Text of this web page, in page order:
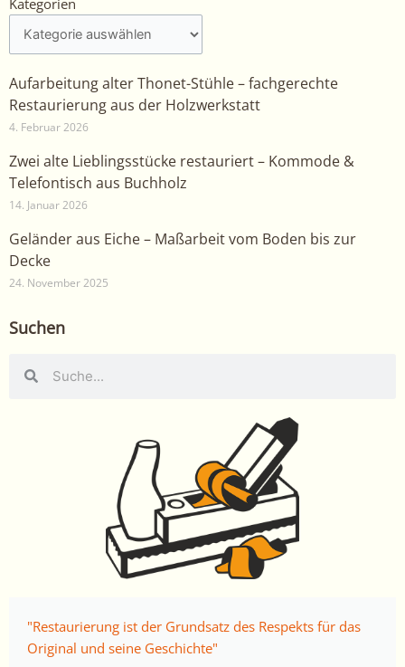
Kategorien
Aufarbeitung alter Thonet-Stühle – fachgerechte
Restaurierung aus der Holzwerkstatt
4. Februar 2026
Zwei alte Lieblingsstücke restauriert – Kommode &
Telefontisch aus Buchholz
14. Januar 2026
Geländer aus Eiche – Maßarbeit vom Boden bis zur
Decke
24. November 2025
Suchen
"Restaurierung ist der Grundsatz des Respekts für das
Original und seine Geschichte"